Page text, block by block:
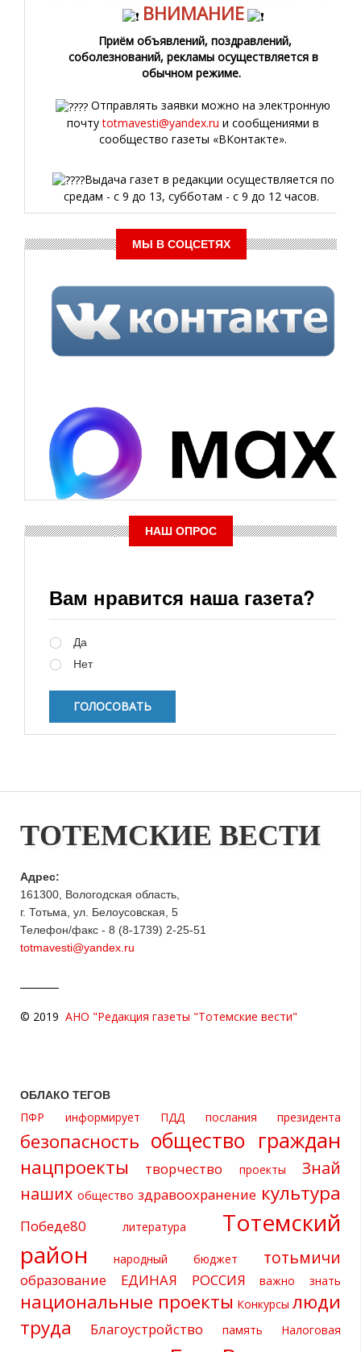
ВНИМАНИЕ
Приём объявлений, поздравлений,
соболезнований, рекламы осуществляется в
обычном режиме.
Отправлять заявки можно на электронную
почтуtotmavesti@yandex.ru и сообщениями в
сообщество газеты «ВКонтакте».
Выдача газет в редакции осуществляется по
средам - с 9 до 13, субботам - с 9 до 12 часов.
МЫ В СОЦСЕТЯХ
НАШ ОПРОС
Вам нравится наша газета?
Да
Нет
ТОТЕМСКИЕ ВЕСТИ
Адрес:
161300, Вологодская область,
г. Тотьма, ул. Белоусовская, 5
Телефон/факс - 8 (8-1739) 2-25-51
totmavesti@yandex.ru
© 2019 АНО "Редакция газеты "Тотемские вести"
ОБЛАКО ТЕГОВ
ПФР информирует ПДД послания президента
безопасность общество граждан
нацпроекты творчество проекты
Знай
наших общество здравоохранение культура
Победе80 литература
Тотемский
район
народный бюджет тотьмичи
образование ЕДИНАЯ РОССИЯ важно знать
национальные проекты Конкурсы люди
труда
Благоустройство память Налоговая